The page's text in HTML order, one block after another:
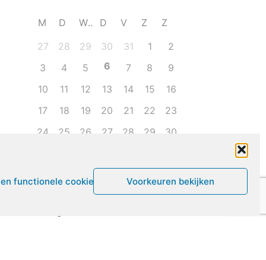
functionele cookies Voorkeuren bekijken
M D W D V Z
Z
27
28 29 30 31 1
2
3
4 5 6 7 8
9
10
11 12 13 14 15
16
17
18 19 20 21 22
23
24
25 26 27 28 29
30
Leven met ME/CVS en POTS